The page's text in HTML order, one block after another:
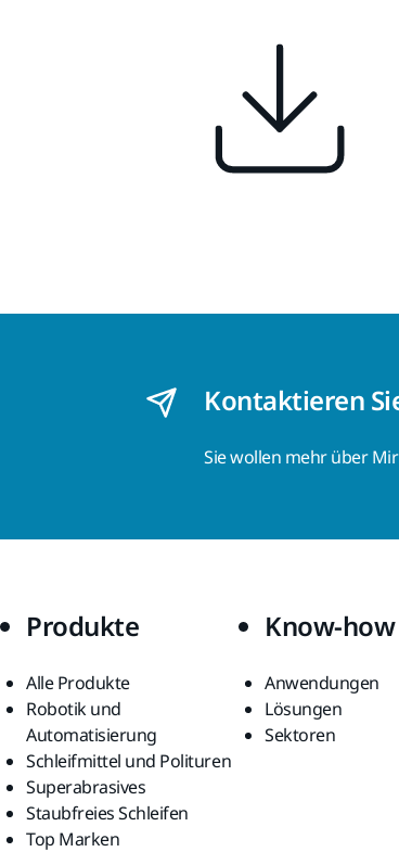
Kontaktieren
Sie wollen mehr über
Produkte
Alle Produkte
Robotik und
Automatisierung
Schleifmittel und Polituren
Superabrasives
Staubfreies Schleifen
Top Marken
Know-how
Anwendungen
Lösungen
Sektoren